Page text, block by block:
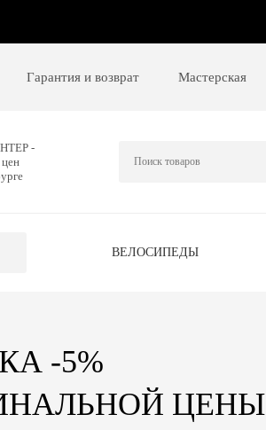
Гарантия и возврат Мастерская
-
цен
ВЕЛОСИПЕДЫ
-5%
ЦЕНЫ